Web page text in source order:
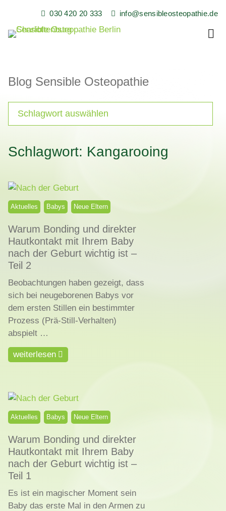
content
030 420 20 333 info@sensibleosteopathie.de
Heilpraxis, Florian
Buchmüller
Blog Sensible Osteopathie
Schlagwort: Kangarooing
Aktuelles Babys Neue Eltern
Warum Bonding und direkter
Hautkontakt mit Ihrem Baby
nach der Geburt wichtig ist –
Teil 2
Beobachtungen haben gezeigt, dass
sich bei neugeborenen Babys vor
dem ersten Stillen ein bestimmter
Prozess (Prä-Still-Verhalten)
abspielt …
weiterlesen
Aktuelles Babys Neue Eltern
Warum Bonding und direkter
Hautkontakt mit Ihrem Baby
nach der Geburt wichtig ist –
Teil 1
Es ist ein magischer Moment sein
Baby das erste Mal in den Armen zu